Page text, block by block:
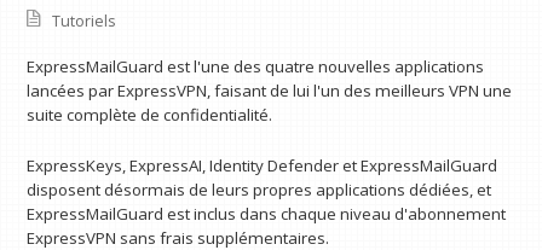
Tutoriels
ExpressMailGuard est l'une des quatre nouvelles applications
lancées par ExpressVPN, faisant de lui l'un des meilleurs VPN une
suite complète de confidentialité.
ExpressKeys, ExpressAI, Identity Defender et ExpressMailGuard
disposent désormais de leurs propres applications dédiées, et
ExpressMailGuard est inclus dans chaque niveau d'abonnement
ExpressVPN sans frais supplémentaires.